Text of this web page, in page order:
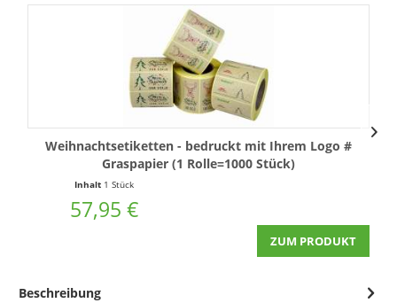
Weihnachtsetiketten - bedruckt mit Ihrem Logo #
Graspapier (1 Rolle=1000 Stück)
Inhalt 1 Stück
57,95 €
ZUM PRODUKT
Beschreibung